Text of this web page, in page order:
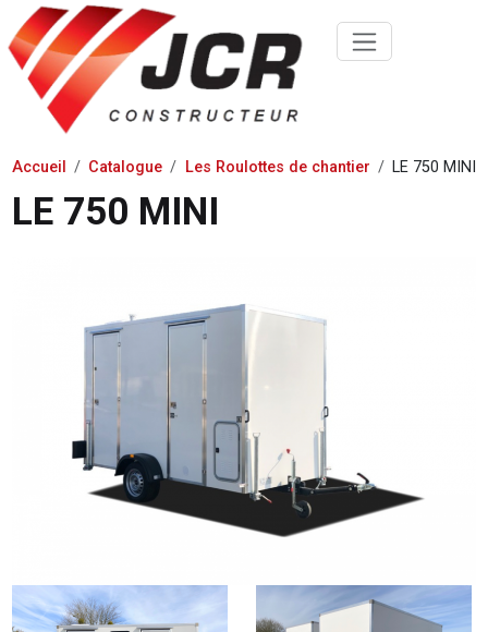
Accueil Catalogue Les Roulottes de chantier LE 750 MINI
LE 750 MINI